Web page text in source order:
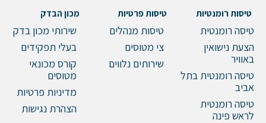
טיסות רומנטיות
טיסה רומנטית
הצעת נישואין
באוויר
טיסה רומנטית בתל
אביב
טיסה רומנטית
לראש פינה
טיסות פרטיות
טיסות מנהלים
צי מטוסים
שירותים נלווים
מכון הבדק
שירותי מכון בדק
בעלי תפקידים
קורס מכונאי
מטוסים
מדיניות פרטיות
הצהרת נגישות